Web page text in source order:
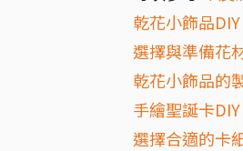
乾花小飾品
選擇與準備花
乾花小飾品的
手繪聖誕卡
選擇合適的卡